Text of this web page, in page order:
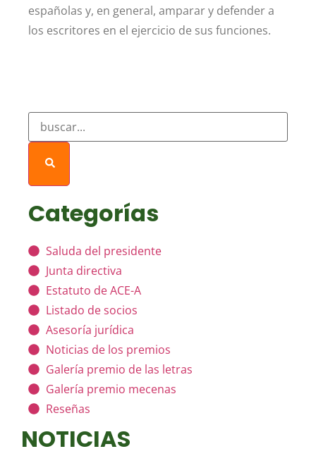
españolas y, en general, amparar y defender a
los escritores en el ejercicio de sus funciones.
Categorías
Saluda del presidente
Junta directiva
Estatuto de ACE-A
Listado de socios
Asesoría jurídica
Noticias de los premios
Galería premio de las letras
Galería premio mecenas
Reseñas
NOTICIAS